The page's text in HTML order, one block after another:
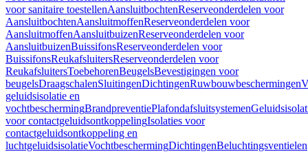
voor sanitaire toestellenAansluitbochtenReserveonderdelen voor
AansluitbochtenAansluitmoffenReserveonderdelen voor
AansluitmoffenAansluitbuizenReserveonderdelen voor
AansluitbuizenBuissifonsReserveonderdelen voor
BuissifonsReukafsluitersReserveonderdelen voor
ReukafsluitersToebehorenBeugelsBevestigingen voor
beugelsDraagschalenSluitingenDichtingenRuwbouwbeschermingen
geluidsisolatie en
vochtbeschermingBrandpreventiePlafondafsluitsystemen
voor contactgeluidsontkoppelingIsolaties voor
contactgeluidsontkoppeling en
luchtgeluidsisolatieVochtbeschermingDichtingenBeluchtingsventielen